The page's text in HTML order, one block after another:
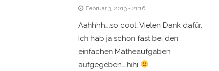
Februar 3, 2013 - 21:16
Aahhhh….so cool. Vielen Dank dafür.
Ich hab ja schon fast bei den
einfachen Matheaufgaben
aufgegeben….hihi